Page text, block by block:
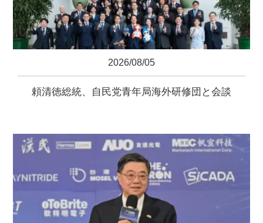
2026/08/05
頼清徳総統、自民党青年局海外研修団と会談